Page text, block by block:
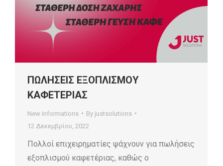
ΠΩΛΗΣΕΙΣ ΕΞΟΠΛΙΣΜΟΥ
ΚΑΦΕΤΕΡΙΑΣ
New informations By justsolutions
12 Δεκεμβρίου, 2022
Πολλοί επιχειρηματίες ψάχνουν για πωλήσεις
εξοπλισμού καφετέριας, καθώς ο